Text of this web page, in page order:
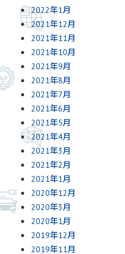
2022年1月
2021年12月
2021年11月
2021年10月
2021年9月
2021年8月
2021年7月
2021年6月
2021年5月
2021年4月
2021年3月
2021年2月
2021年1月
2020年12月
2020年3月
2020年1月
2019年12月
2019年11月